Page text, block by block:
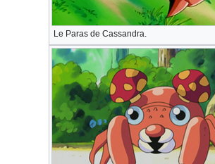
Le Paras de Cassandra.